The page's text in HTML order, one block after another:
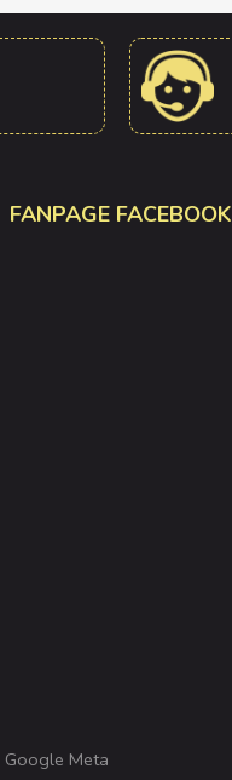
FANPAGE FACEBOOK
Google Meta